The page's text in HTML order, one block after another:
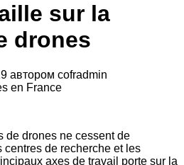
sur la
drones
автором cofradmin
en France
de drones ne cessent de
de recherche et les
axes de travail porte sur la